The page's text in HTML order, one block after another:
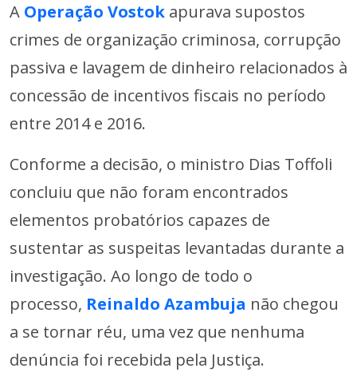
A Operação Vostok apurava supostos
crimes de organização criminosa, corrupção
passiva e lavagem de dinheiro relacionados à
concessão de incentivos fiscais no período
entre 2014 e 2016.
Conforme a decisão, o ministro Dias Toffoli
concluiu que não foram encontrados
elementos probatórios capazes de
sustentar as suspeitas levantadas durante a
investigação. Ao longo de todo o
processo, Reinaldo Azambuja não chegou
a se tornar réu, uma vez que nenhuma
denúncia foi recebida pela Justiça.